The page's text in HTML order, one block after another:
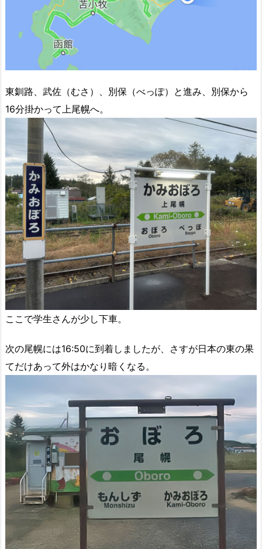
東釧路、武佐（むさ）、別保（べっぽ）と進み、別保から
16分掛かって上尾幌へ。
ここで学生さんが少し下車。
次の尾幌には16:50に到着しましたが、さすが日本の東の果
てだけあって外はかなり暗くなる。